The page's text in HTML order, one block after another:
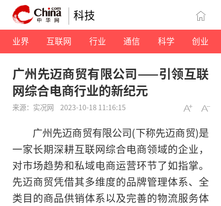
科技
业界 互联网 行业 通信 科学 创业
广州先迈商贸有限公司——引领互联
网综合电商行业的新纪元
来源：实况网 2023-10-18 11:16:15
广州先迈商贸有限公司(下称先迈商贸)是
一家长期深耕互联网综合电商领域的企业，
对市场趋势和私域电商运营环节了如指掌。
先迈商贸凭借其多维度的品牌管理体系、全
类目的商品供销体系以及完善的物流服务体